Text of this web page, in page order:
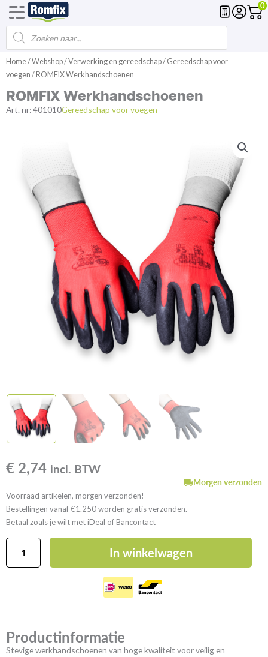
Ga
naar
de
inhoud
0
Producten
zoekenVoegmortel
Home/Webshop/Verwerking en gereedschap/ Gereedschap voor
voegen / ROMFIX Werkhandschoenen
ROMFIX Werkhandschoenen
Art. nr:401010Gereedschap voor voegen
€ 2,74 incl. BTW
Morgen verzonden
Voorraad artikelen, morgen verzonden!
Bestellingen vanaf €1.250 worden gratis verzonden.
Betaal zoals je wilt met iDeal of Bancontact
ROMFIX
Werkhandschoenen
aantal
In winkelwagen
Productinformatie
Stevige werkhandschoenen van hoge kwaliteit voor veilig en